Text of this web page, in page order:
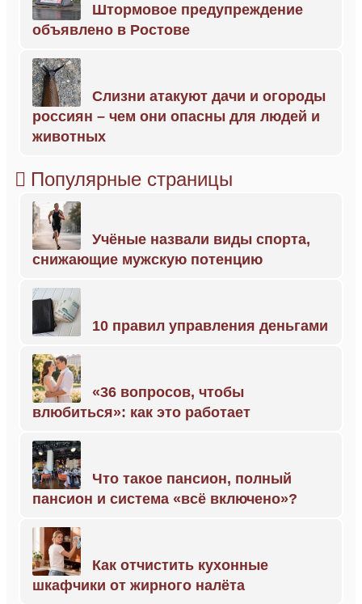
Штормовое предупреждение
объявлено в Ростове
Слизни атакуют дачи и огороды
россиян – чем они опасны для людей и
животных
Популярные страницы
Учёные назвали виды спорта,
снижающие мужскую потенцию
10 правил управления деньгами
«36 вопросов, чтобы
влюбиться»: как это работает
Что такое пансион, полный
пансион и система «всё включено»?
Как отчистить кухонные
шкафчики от жирного налёта